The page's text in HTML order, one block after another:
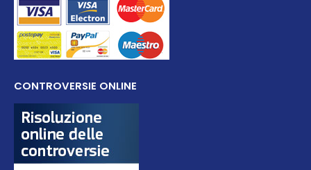
CONTROVERSIE ONLINE